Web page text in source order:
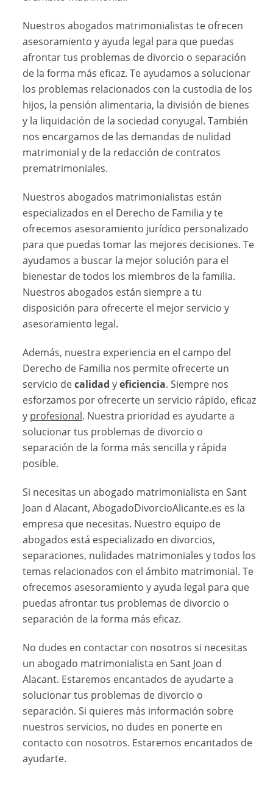
Nuestros abogados matrimonialistas te ofrecen
asesoramiento y ayuda legal para que puedas
afrontar tus problemas de divorcio o separación
de la forma más eficaz. Te ayudamos a solucionar
los problemas relacionados con la custodia de los
hijos, la pensión alimentaria, la división de bienes
y la liquidación de la sociedad conyugal. También
nos encargamos de las demandas de nulidad
matrimonial y de la redacción de contratos
prematrimoniales.
Nuestros abogados matrimonialistas están
especializados en el Derecho de Familia y te
ofrecemos asesoramiento jurídico personalizado
para que puedas tomar las mejores decisiones. Te
ayudamos a buscar la mejor solución para el
bienestar de todos los miembros de la familia.
Nuestros abogados están siempre a tu
disposición para ofrecerte el mejor servicio y
asesoramiento legal.
Además, nuestra experiencia en el campo del
Derecho de Familia nos permite ofrecerte un
servicio decalidad yeficiencia. Siempre nos
esforzamos por ofrecerte un servicio rápido, eficaz
y profesional. Nuestra prioridad es ayudarte a
solucionar tus problemas de divorcio o
separación de la forma más sencilla y rápida
posible.
Si necesitas un abogado matrimonialista en Sant
Joan d Alacant, AbogadoDivorcioAlicante.es es la
empresa que necesitas. Nuestro equipo de
abogados está especializado en divorcios,
separaciones, nulidades matrimoniales y todos los
temas relacionados con el ámbito matrimonial. Te
ofrecemos asesoramiento y ayuda legal para que
puedas afrontar tus problemas de divorcio o
separación de la forma más eficaz.
No dudes en contactar con nosotros si necesitas
un abogado matrimonialista en Sant Joan d
Alacant. Estaremos encantados de ayudarte a
solucionar tus problemas de divorcio o
separación. Si quieres más información sobre
nuestros servicios, no dudes en ponerte en
contacto con nosotros. Estaremos encantados de
ayudarte.